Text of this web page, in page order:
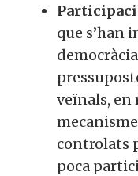
que s’han
veïnals, en
controlats
poca